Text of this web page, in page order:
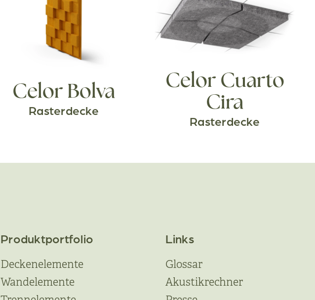
Celor Bolva
Rasterdecke
Celor Cuarto
Cira
Rasterdecke
Produktportfolio
Deckenelemente
Wandelemente
Links
Glossar
Akustikrechner